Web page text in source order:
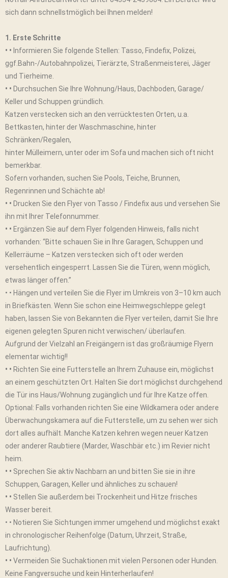
sich dann schnellstmöglich bei Ihnen melden!
1. Erste Schritte
• • Informieren Sie folgende Stellen: Tasso, Findefix, Polizei,
ggf.Bahn-/Autobahnpolizei, Tierärzte, Straßenmeisterei, Jäger
und Tierheime.
• • Durchsuchen Sie Ihre Wohnung/Haus, Dachboden, Garage/
Keller und Schuppen gründlich.
Katzen verstecken sich an den verrücktesten Orten, u.a.
Bettkasten, hinter der Waschmaschine, hinter
Schränken/Regalen,
hinter Mülleimern, unter oder im Sofa und machen sich oft nicht
bemerkbar.
Sofern vorhanden, suchen Sie Pools, Teiche, Brunnen,
Regenrinnen und Schächte ab!
• • Drucken Sie den Flyer von Tasso / Findefix aus und versehen Sie
ihn mit Ihrer Telefonnummer.
• • Ergänzen Sie auf dem Flyer folgenden Hinweis, falls nicht
vorhanden: “Bitte schauen Sie in Ihre Garagen, Schuppen und
Kellerräume – Katzen verstecken sich oft oder werden
versehentlich eingesperrt. Lassen Sie die Türen, wenn möglich,
etwas länger offen.”
• • Hängen und verteilen Sie die Flyer im Umkreis von 3–10 km auch
in Briefkästen. Wenn Sie schon eine Heimwegschleppe gelegt
haben, lassen Sie von Bekannten die Flyer verteilen, damit Sie Ihre
eigenen gelegten Spuren nicht verwischen/ überlaufen.
Aufgrund der Vielzahl an Freigängern ist das großräumige Flyern
elementar wichtig!!
• • Richten Sie eine Futterstelle an Ihrem Zuhause ein, möglichst
an einem geschützten Ort. Halten Sie dort möglichst durchgehend
die Tür ins Haus/Wohnung zugänglich und für Ihre Katze offen.
Optional: Falls vorhanden richten Sie eine Wildkamera oder andere
Überwachungskamera auf die Futterstelle, um zu sehen wer sich
dort alles aufhält. Manche Katzen kehren wegen neuer Katzen
oder anderer Raubtiere (Marder, Waschbär etc.) im Revier nicht
heim.
• • Sprechen Sie aktiv Nachbarn an und bitten Sie sie in ihre
Schuppen, Garagen, Keller und ähnliches zu schauen!
• • Stellen Sie außerdem bei Trockenheit und Hitze frisches
Wasser bereit.
• • Notieren Sie Sichtungen immer umgehend und möglichst exakt
in chronologischer Reihenfolge (Datum, Uhrzeit, Straße,
Laufrichtung).
• • Vermeiden Sie Suchaktionen mit vielen Personen oder Hunden.
Keine Fangversuche und kein Hinterherlaufen!